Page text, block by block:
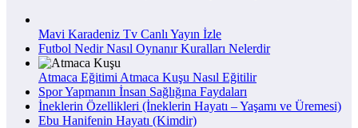
Mavi Karadeniz Tv Canlı Yayın İzle
Futbol Nedir Nasıl Oynanır Kuralları Nelerdir
Atmaca Eğitimi Atmaca Kuşu Nasıl Eğitilir
Spor Yapmanın İnsan Sağlığına Faydaları
İneklerin Özellikleri (İneklerin Hayatı – Yaşamı ve Üremesi)
Ebu Hanifenin Hayatı (Kimdir)